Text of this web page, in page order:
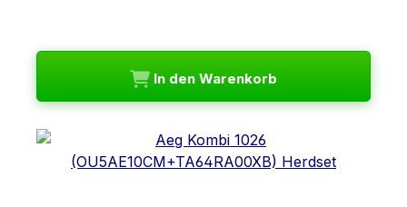
In den Warenkorb